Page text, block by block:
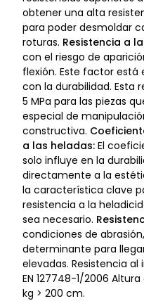
obtener una alta
para poder desmoldar
roturas. Resistencia a
con el riesgo de
flexión. Este factor
con la durabilidad. Esta
5 MPa para las piezas
especial de
constructiva.
a las heladas: El
solo influye en la
directamente a la
la característica clave
resistencia a la
sea necesario.
condiciones de
determinante para
elevadas. Resistencia al
EN 127748-1/2006
kg > 200 cm.